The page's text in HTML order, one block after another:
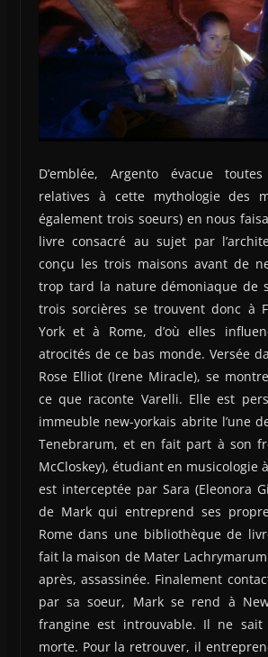
D’emblée, Argento évacue
relatives à cette mythologie des
également trois soeurs) en nous
livre consacré au sujet par
conçu les trois maisons avant de
trop tard la nature démoniaque de
trois sorcières se trouvent donc à
York et à Rome, d’où elles
atrocités de ce bas monde. Versée
Rose Elliot (Irene Miracle), se
ce que raconte Varelli. Elle est
immeuble new-yorkais abrite l’une
Tenebrarum, et en fait part à son
McCloskey), étudiant en musicologie
est interceptée par Sara (Eleonora
de Mark qui entreprend ses
Rome dans une bibliothèque de
fait la maison de Mater
après, assassinée. Finalement
par sa soeur, Mark se rend à
frangine est introuvable. Il ne sait
morte. Pour la retrouver, il